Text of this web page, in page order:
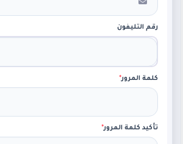
رقم التليفون
كلمة المرور*
تأكيد كلمة المرور*